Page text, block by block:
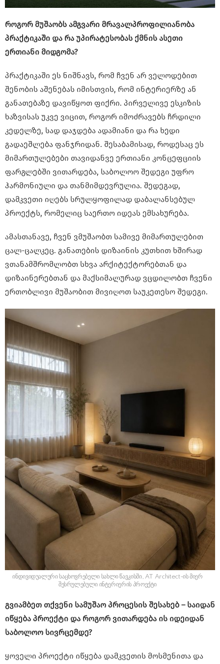
როგორ მუშაობს ამგვარი მრავალპროფილიანობა
პრაქტიკაში და რა უპირატესობას ქმნის ასეთი
ერთიანი მიდგომა?
პრაქტიკაში ეს ნიშნავს, რომ ჩვენ არ ველოდებით
შენობის აშენებას იმისთვის, რომ ინტერიერზე ან
განათებაზე დავიწყოთ ფიქრი. პირველივე ესკიზის
ხაზვისას უკვე ვიცით, როგორ იმოძრავებს ჩრდილი
კედელზე, სად დაჯდება ადამიანი და რა ხედი
გადაეშლება ფანჯრიდან. შესაბამისად, როდესაც ეს
მიმართულებები თავიდანვე ერთიანი კონცეფციის
ფარგლებში ვითარდება, საბოლოო შედეგი უფრო
ჰარმონიული და თანმიმდევრულია. შედეგად,
დამკვეთი იღებს სრულყოფილად დაბალანსებულ
პროექტს, რომელიც საერთო იდეას ემსახურება.
ამასთანავე, ჩვენ ვმუშაობთ სამივე მიმართულებით
ცალ-ცალკეც. განათების დიზაინის კუთხით ხშირად
ვთანამშრომლობთ სხვა არქიტექტორებთან და
დიზაინერებთან და მაქსიმალურად ვცდილობთ ჩვენი
ერთობლივი მუშაობით მივიღოთ საუკეთესო შედეგი.
ინდივიდუალური საცხოვრებელი სახლი წავკისში, AT Architect-ის მიერ
შესრულებული ინტერიერის პროექტი
გვიამბეთ თქვენი სამუშაო პროცესის შესახებ – საიდან
იწყება პროექტი და როგორ ვითარდება ის იდეიდან
საბოლოო სივრცემდე?
ყოველი პროექტი იწყება დამკვეთის მოსმენითა და